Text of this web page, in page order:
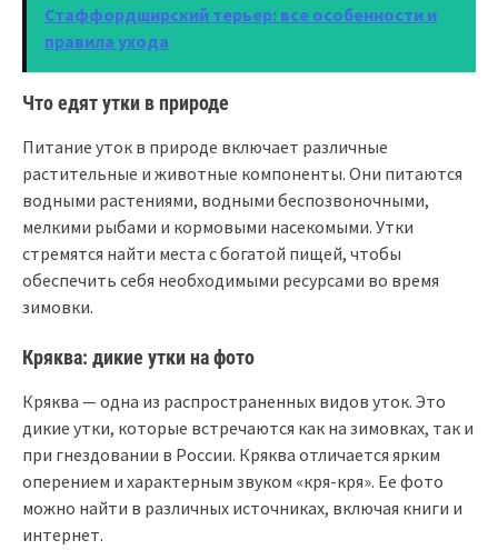
Стаффордширский терьер: все особенности и
правила ухода
Что едят утки в природе
Питание уток в природе включает различные
растительные и животные компоненты. Они питаются
водными растениями, водными беспозвоночными,
мелкими рыбами и кормовыми насекомыми. Утки
стремятся найти места с богатой пищей, чтобы
обеспечить себя необходимыми ресурсами во время
зимовки.
Кряква: дикие утки на фото
Кряква — одна из распространенных видов уток. Это
дикие утки, которые встречаются как на зимовках, так и
при гнездовании в России. Кряква отличается ярким
оперением и характерным звуком «кря-кря». Ее фото
можно найти в различных источниках, включая книги и
интернет.